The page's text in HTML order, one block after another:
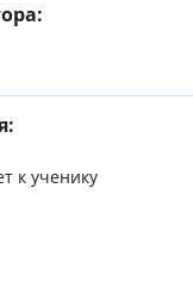
к ученику